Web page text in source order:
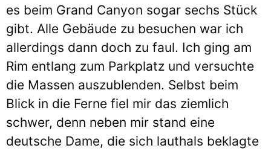
es beim Grand Canyon sogar sechs Stück
gibt. Alle Gebäude zu besuchen war ich
allerdings dann doch zu faul. Ich ging am
Rim entlang zum Parkplatz und versuchte
die Massen auszublenden. Selbst beim
Blick in die Ferne fiel mir das ziemlich
schwer, denn neben mir stand eine
deutsche Dame, die sich lauthals beklagte